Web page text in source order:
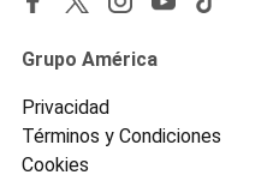
Grupo América
Privacidad
Términos y Condiciones
Cookies